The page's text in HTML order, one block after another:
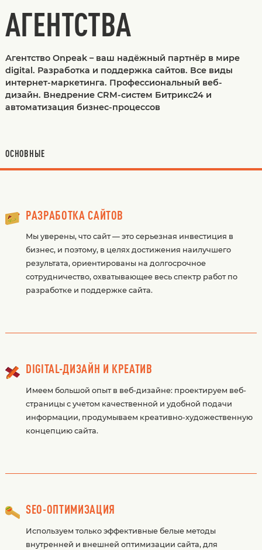
АГЕНТСТВА
Агентство Onpeak – ваш надёжный партнёр в мире
digital. Разработка и поддержка сайтов. Все виды
интернет-маркетинга. Профессиональный веб-
дизайн. Внедрение CRM-систем Битрикс24 и
автоматизация бизнес-процессов
ОСНОВНЫЕ
РАЗРАБОТКА САЙТОВ
Мы уверены, что сайт — это серьезная инвестиция в
бизнес, и поэтому, в целях достижения наилучшего
результата, ориентированы на долгосрочное
сотрудничество, охватывающее весь спектр работ по
разработке и поддержке сайта.
DIGITAL-ДИЗАЙН И КРЕАТИВ
Имеем большой опыт в веб-дизайне: проектируем веб-
страницы с учетом качественной и удобной подачи
информации, продумываем креативно-художественную
концепцию сайта.
SEO-ОПТИМИЗАЦИЯ
Используем только эффективные белые методы
внутренней и внешней оптимизации сайта, для